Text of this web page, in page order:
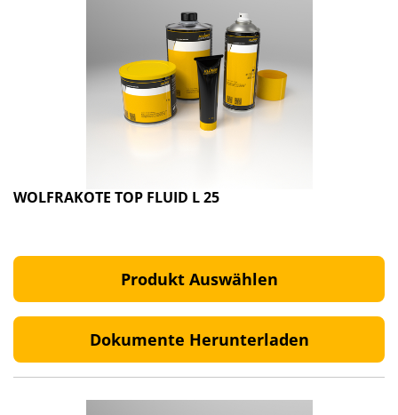
WOLFRAKOTE TOP FLUID L 25
Produkt Auswählen
Dokumente Herunterladen